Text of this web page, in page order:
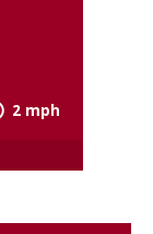
2 mph